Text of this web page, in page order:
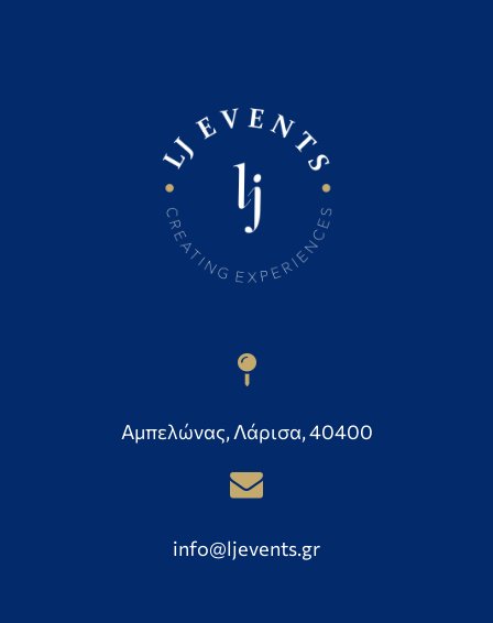
Αμπελώνας, Λάρισα, 40400
info@ljevents.gr